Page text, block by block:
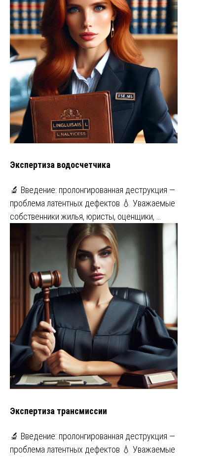
Экспертиза водосчетчика
🔬 Введение: пролонгированная деструкция —
проблема латентных дефектов 💧 Уважаемые
собственники жилья, юристы, оценщики, …
Экспертиза трансмиссии
🔬 Введение: пролонгированная деструкция —
проблема латентных дефектов 💧 Уважаемые